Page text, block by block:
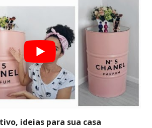
ideias para sua casa